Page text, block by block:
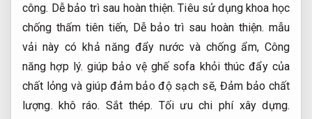
công. Dễ bảo trì sau hoàn thiện. Tiêu sử dụng khoa học
chống thấm tiên tiến, Dễ bảo trì sau hoàn thiện. mẫu
vải này có khả năng đẩy nước và chống ẩm, Công
năng hợp lý. giúp bảo vệ ghế sofa khỏi thúc đẩy của
chất lỏng và giúp đảm bảo độ sạch sẽ, Đảm bảo chất
lượng. khô ráo. Sắt thép. Tối ưu chi phí xây dựng.